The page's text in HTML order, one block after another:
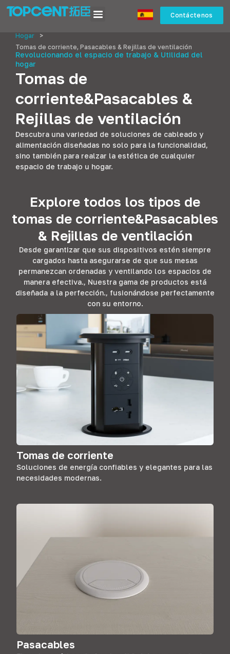
Contáctenos
Hogar
>
Tomas de corriente, Pasacables & Rejillas de ventilación
Revolucionando el espacio de trabajo & Utilidad del
hogar
Tomas de
corriente&Pasacables &
Rejillas de ventilación
Descubra una variedad de soluciones de cableado y
alimentación diseñadas no solo para la funcionalidad,
sino también para realzar la estética de cualquier
espacio de trabajo u hogar.
Explore todos los tipos de
tomas de corriente&Pasacables
& Rejillas de ventilación
Desde garantizar que sus dispositivos estén siempre
cargados hasta asegurarse de que sus mesas
permanezcan ordenadas y ventilando los espacios de
manera efectiva., Nuestra gama de productos está
diseñada a la perfección., fusionándose perfectamente
con su entorno.
Tomas de corriente
Soluciones de energía confiables y elegantes para las
necesidades modernas.
Pasacables